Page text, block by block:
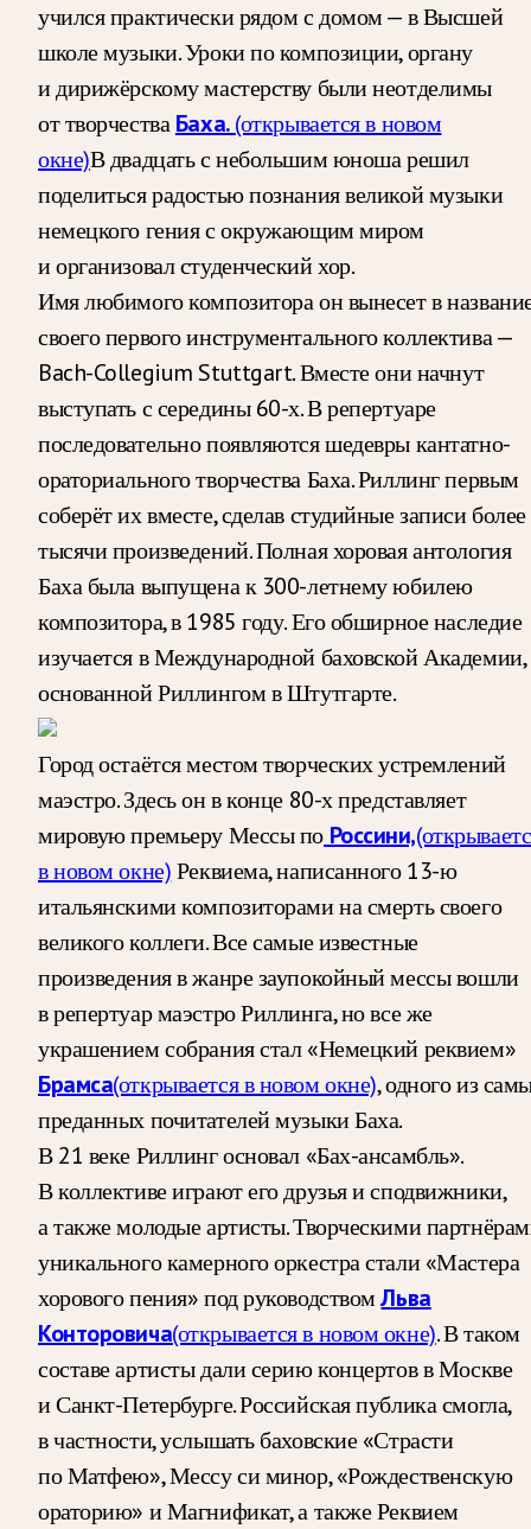
учился практически рядом с домом — в Высшей
школе музыки. Уроки по композиции, органу
и дирижёрскому мастерству были неотделимы
от творчестваБаха.(открывается в новом
окне)В двадцать с небольшим юноша решил
поделиться радостью познания великой музыки
немецкого гения с окружающим миром
и организовал студенческий хор.
Имя любимого композитора он вынесет в
своего первого инструментального коллектива —
Bach-Collegium Stuttgart. Вместе они начнут
выступать с середины 60-х. В репертуаре
последовательно появляются шедевры кантатно-
ораториального творчества Баха. Риллинг первым
соберёт их вместе, сделав студийные записи более
тысячи произведений. Полная хоровая антология
Баха была выпущена к 300-летнему юбилею
композитора, в 1985 году. Его обширное наследие
изучается в Международной баховской Академии,
основанной Риллингом в Штутгарте.
Город остаётся местом творческих устремлений
маэстро. Здесь он в конце 80-х представляет
мировую премьеру Мессы по Россини,
в новом окне)Реквиема, написанного 13-ю
итальянскими композиторами на смерть своего
великого коллеги. Все самые известные
произведения в жанре заупокойный мессы вошли
в репертуар маэстро Риллинга, но все же
украшением собрания стал «Немецкий реквием»
Брамса(открывается в новом окне), одного из
преданных почитателей музыки Баха.
В 21 веке Риллинг основал «Бах-ансамбль».
В коллективе играют его друзья и сподвижники,
а также молодые артисты. Творческими
уникального камерного оркестра стали «Мастера
хорового пения» под руководствомЛьва
Конторовича(открывается в новом окне). В таком
составе артисты дали серию концертов в Москве
и Санкт-Петербурге. Российская публика смогла,
в частности, услышать баховские «Страсти
по Матфею», Мессу си минор, «Рождественскую
ораторию» и Магнификат, а также Реквием